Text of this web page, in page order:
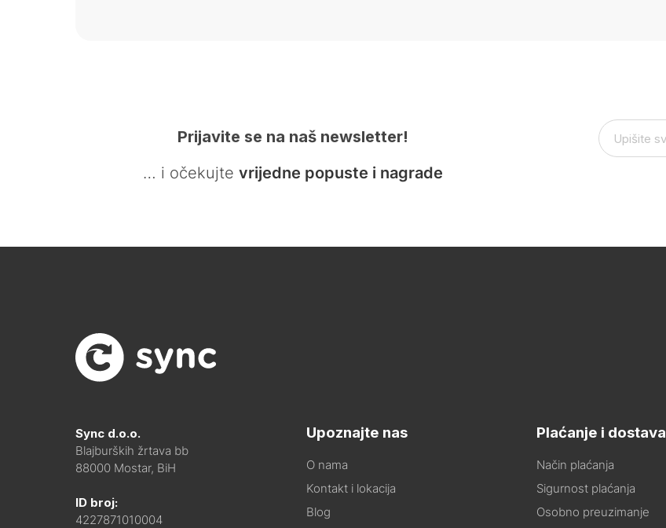
Prijavite se na naš newsletter!
… i očekujte vrijedne popuste i nagrade
Sync d.o.o.
Blajburških žrtava bb
88000 Mostar, BiH
ID broj:
4227871010004
Upoznajte nas
O nama
Kontakt i lokacija
Blog
Plaćanje i dostava
Način plaćanja
Sigurnost plaćanja
Osobno preuzimanje